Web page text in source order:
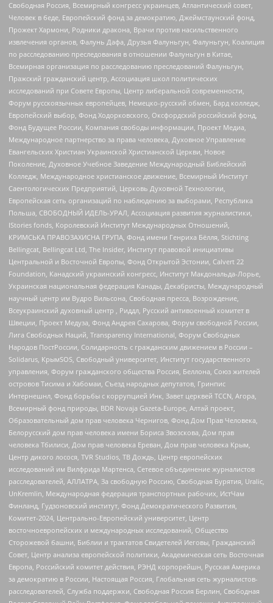
Свободная Россия, Всемирный конгресс украинцев, Атлантический совет,
Человек в беде, Европейский фонд за демократию, Джеймстаунский фонд,
Прожект Хармони, Родники дракона, Врачи против насильственного
извлечения органов, Фалунь Дафа, Друзья Фалуньгун, Фалуньгун, Коалиция
по расследованию преследования в отношении Фалуньгун в Китае,
Всемирная организация по расследованию преследований Фалуньгун,
Пражский гражданский центр, Ассоциация школ политических
исследований при Совете Европы, Центр либеральной современности,
Форум русскоязычных европейцев, Немецко-русский обмен, Бард колледж,
Европейский выбор, Фонд Ходорковского, Оксфордский российский фонд,
Фонд Будущее России, Компания свободы информации, Проект Медиа,
Международное партнерство за права человека, Духовное Управление
Евангельских Христиан Украинской Христианской Церкви, Новое
Поколение, Духовное Учебное Заведение Международный Библейский
Колледж, Международное христианское движение, Всемирный Институт
Саентологических Предприятий, Церковь Духовной Технологии,
Европейская сеть организаций по наблюдению за выборами, Республика
Польша, СВОБОДНЫЙ ИДЕЛЬ-УРАЛ, Ассоциация развития журналистики,
IStories fonds, Королевский Институт Международных Отношений,
КРИМСЬКА ПРАВОЗАХИСНА ГРУПА, Фонд имени Генриха Бёлля, Stichting
Bellingcat, Bellingcat Ltd, The Insider, Институт правовой инициативы
Центральной и Восточной Европы, Фонд Открытой Эстонии, Calvert 22
Foundation, Канадский украинский конгресс, Институт Макдональда-Лорье,
Украинская национальная федерация Канады, Декабристы, Международный
научный центр им Вудро Вильсона, Свободная пресса, Возрождение,
Всеукраинский духовный центр , Риддл, Русский антивоенный комитет в
Швеции, Проект Медуза, Фонд Андрея Сахарова, Форум свободной России,
Лига Свободных Наций, Transparеncy International, Форум Свободных
Народов ПостРоссии, Солидарность с гражданским движением в России –
Solidarus, КрымSOS, Свободный университет, Институт государственного
управления, Форум гражданского общества Россия, Беллона, Союз жителей
островов Тисима и Хабомаи, Съезд народных депутатов, Гринпис
Интернешнл, Фонд борьбы с коррупцией Инк, Завет церквей TCCN, Агора,
Всемирный фонд природы, BDR Novaja Gazeta-Europe, Алтай проект,
Образовательный дом прав человека Чернигов, Фонд Дом Прав Человека,
Белорусский дом прав человека имени Бориса Звозскова, Дом прав
человека Тбилиси, Дом прав человека Ереван, Дом прав человека Крым,
Центр дикого лосося, TVR Studios, ТВ Дождь, Центр европейских
исследований им Вилфрида Мартенса, Сетевое объединение журналистов
расследователей, АЛЛАТРА, За свободную Россию, Свободная Бурятия, Uralic,
UnKremlin, Международная федерация транспортных рабочих, ИстЧам
Финланд, Гудзоновский институт, Фонд Демократического Развития,
Комитет-2024, Центрально-Европейский университет, Центр
восточноевропейских и международных исследований, Общество
Сторожевой башни, Библии и трактатов Свидетелей Иеговы, Гражданский
Совет, Центр анализа европейской политики, Академическая сеть Восточная
Европа, Российский комитет действия, РЭНД корпорейшн, Русская Америка
за демократию в России, Настоящая Россия, Глобальная сеть журналистов-
расследователей, Служба поддержки, Свободная Россия Берлин, Свободная